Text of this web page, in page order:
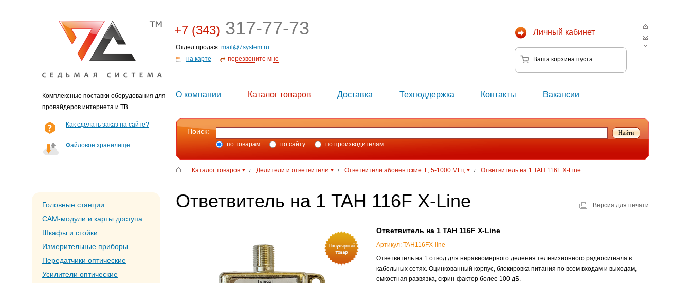
Комплексные поставки оборудования для
провайдеров интернета и ТВ
Личный кабинет
Ваша корзина пуста
+7 (343) 317-77-73
Отдел продаж: mail@7system.ru
на карте
перезвоните мне
О компании Каталог товаров Доставка Техподдержка Контакты Вакансии
Как сделать заказ на сайте?
Файловое хранилище
Поиск:
по товарам по сайту по производителям
Каталог товаров / Делители и ответвители / Ответвители абонентские: F, 5-1000 МГц / Ответвитель на 1 TAH 116F X-Line
Головные станции
CAM-модули и карты доступа
Шкафы и стойки
Измерительные приборы
Передатчики оптические
Усилители оптические
Версия для печати
Ответвитель на 1 TAH 116F X-Line
Ответвитель на 1 TAH 116F X-Line
Артикул: TAH116FX-line
Ответвитель на 1 отвод для неравномерного деления телевизионного радиосигнала в
кабельных сетях. Оцинкованный корпус, блокировка питания по всем входам и выходам,
емкостная развязка, скрин-фактор более 100 дБ.